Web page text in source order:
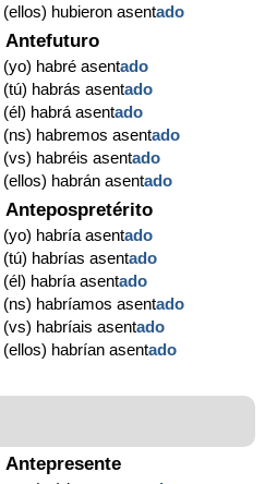
(ellos) hubieron asentado
Antefuturo
(yo) habré asentado
(tú) habrás asentado
(él) habrá asentado
(ns) habremos asentado
(vs) habréis asentado
(ellos) habrán asentado
Antepospretérito
(yo) habría asentado
(tú) habrías asentado
(él) habría asentado
(ns) habríamos asentado
(vs) habríais asentado
(ellos) habrían asentado
Antepresente